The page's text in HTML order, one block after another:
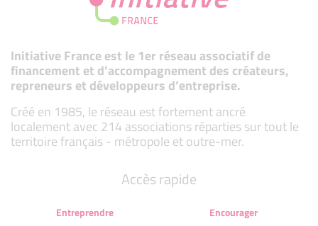
Initiative France est le 1er réseau associatif de
financement et d’accompagnement des créateurs,
repreneurs et développeurs d’entreprise.
Créé en 1985, le réseau est fortement ancré
localement avec 214 associations réparties sur tout le
territoire français - métropole et outre-mer.
Accès rapide
Entreprendre
Encourager